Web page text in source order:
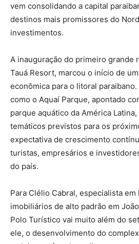
vem consolidando a capital
destinos mais promissores do
investimentos.
A inauguração do primeiro grande
Tauá Resort, marcou o início de
econômica para o litoral
como o Aquaí Parque, apontado
parque aquático da América
temáticos previstos para os
expectativa de crescimento
turistas, empresários e
do país.
Para Clélio Cabral, especialista em
imobiliários de alto padrão em
Polo Turístico vai muito além do
ele, o desenvolvimento do